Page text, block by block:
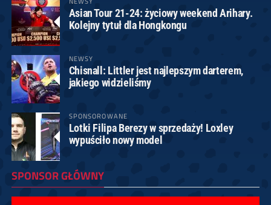
Asian Tour 21-24: życiowy weekend Arihary.
Kolejny tytuł dla Hongkongu
NEWSY
Chisnall: Littler jest najlepszym darterem,
jakiego widzieliśmy
SPONSOROWANE
Lotki Filipa Berezy w sprzedaży! Loxley
wypuściło nowy model
SPONSOR GŁÓWNY